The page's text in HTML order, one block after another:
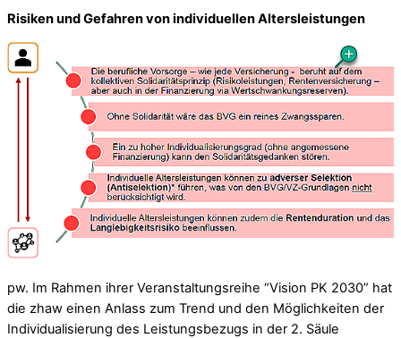
Risiken und Gefahren von individuellen Altersleistungen
pw. Im Rahmen ihrer Veranstaltungsreihe “Vision PK 2030” hat
die zhaw einen Anlass zum Trend und den Möglichkeiten der
Individualisierung des Leistungsbezugs in der 2. Säule